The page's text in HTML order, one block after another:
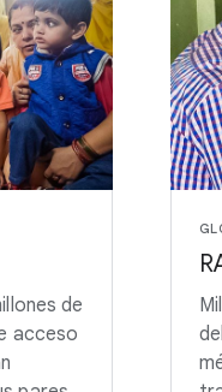
de
acceso